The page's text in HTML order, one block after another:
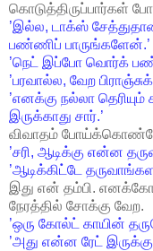
கொடுத்திருப்பார்கள்
’இல்ல, டாக்ஸ்
பண்ணிப் பாருங்களேன்.’
’நெட் இப்போ வொர்க்
’பரவால்ல, வேற
’எனக்கு நல்லா தெரியும்
இருக்காது சார்.’
விவாதம் போய்க்கொண்டே
’சரி, ஆடிக்கு என்ன
’ஆடிக்கிட்டே
இது என் தம்பி.
நேரத்தில் சோக்கு வேற.
’ஒரு கோல்ட் காயின்
’அது என்ன ரேட்